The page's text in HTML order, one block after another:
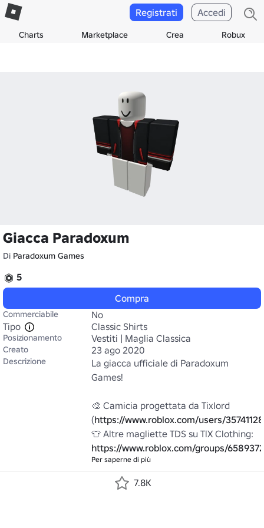
Charts Marketplace Crea Robux
Registrati Accedi
Giacca Paradoxum
Di Paradoxum Games
5
Compra
Commerciabile
No
Tipo
Classic Shirts
Posizionamento Vestiti | Maglia Classica
Creato 23 ago 2020
Descrizione
La giacca ufficiale di Paradoxum
Games!
🎨 Camicia progettata da TixIord
(https://www.roblox.com/users/35741128
https://www.roblox.com/groups/6589372
Per saperne di più
7.8K